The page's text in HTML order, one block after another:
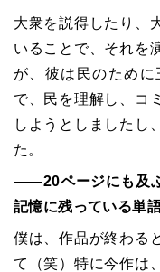
大衆を説得したり、
いることで、それを
が、彼は民のため
で、民を理解し、コ
しようとしましたし
た。
――20ページにも及
記憶に残っている単
僕は、作品が終わる
て（笑）特に今作は